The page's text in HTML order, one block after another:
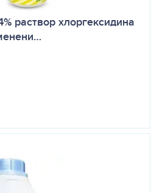
раствор хлоргексидина